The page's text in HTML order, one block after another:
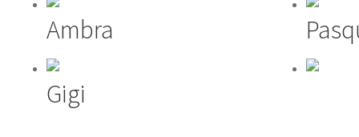
Ambra
Gigi